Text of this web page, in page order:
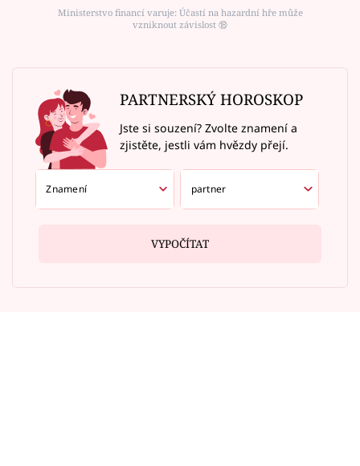
Ministerstvo financí varuje: Účastí na hazardní hře může
vzniknout závislost ⑱
PARTNERSKÝ HOROSKOP
Jste si souzení? Zvolte znamení a
zjistěte, jestli vám hvězdy přejí.
VYPOČÍTAT